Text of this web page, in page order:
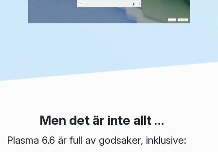
Men det är inte allt …
Plasma 6.6 är full av godsaker, inklusive: